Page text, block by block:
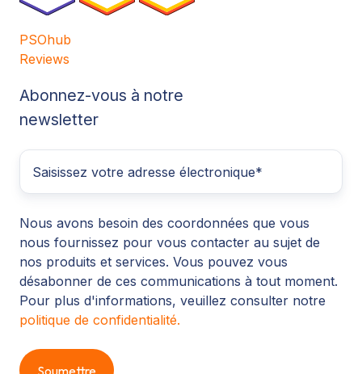
PSOhub
Reviews
Abonnez-vous à notre
newsletter
Nous avons besoin des coordonnées que vous
nous fournissez pour vous contacter au sujet de
nos produits et services. Vous pouvez vous
désabonner de ces communications à tout moment.
Pour plus d'informations, veuillez consulter notre
politique de confidentialité.